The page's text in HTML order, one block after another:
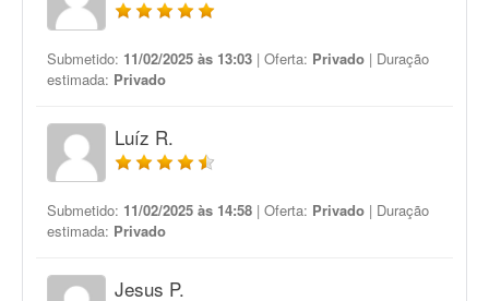
Submetido: 11/02/2025 às 13:03 | Oferta: Privado | Duração
estimada: Privado
Luíz R.
Submetido: 11/02/2025 às 14:58 | Oferta: Privado | Duração
estimada: Privado
Jesus P.